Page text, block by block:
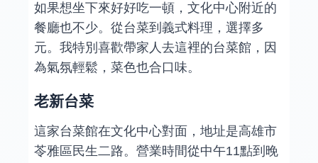
如果想坐下來好好吃一頓，文化中心附近的
餐廳也不少。從台菜到義式料理，選擇多
元。我特別喜歡帶家人去這裡的台菜館，因
為氣氛輕鬆，菜色也合口味。
老新台菜
這家台菜館在文化中心對面，地址是高雄市
苓雅區民生二路。營業時間從中午11點到晚